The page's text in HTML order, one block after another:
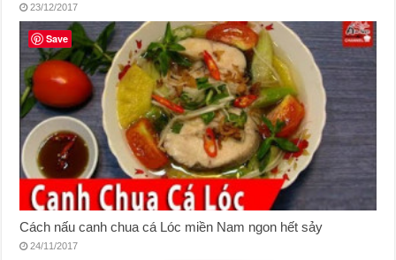
23/12/2017
Cách nấu canh chua cá Lóc miền Nam ngon hết sảy
24/11/2017
Save